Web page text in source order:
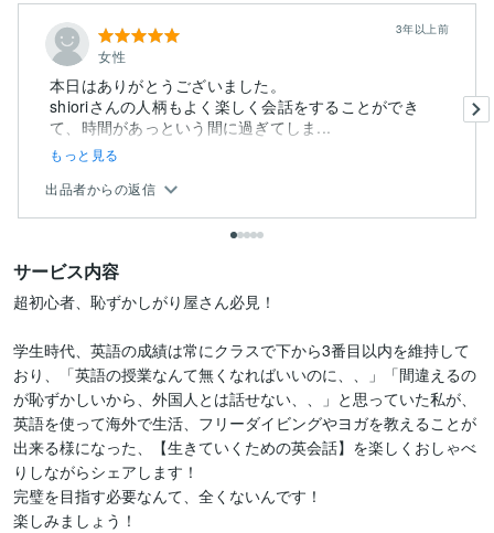
女性
3年以上前
本日はありがとうございました。
shioriさんの人柄もよく楽しく会話をすることができ
て、時間があっという間に過ぎてしま...
もっと見る
出品者からの返信
サービス内容
超初心者、恥ずかしがり屋さん必見！
学生時代、英語の成績は常にクラスで下から3番目以内を維持して
おり、「英語の授業なんて無くなればいいのに、、」「間違えるの
が恥ずかしいから、外国人とは話せない、、」と思っていた私が、
英語を使って海外で生活、フリーダイビングやヨガを教えることが
出来る様になった、【生きていくための英会話】を楽しくおしゃべ
りしながらシェアします！
完璧を目指す必要なんて、全くないんです！
楽しみましょう！